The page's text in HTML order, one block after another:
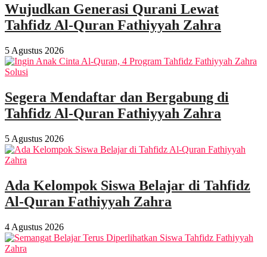
Wujudkan Generasi Qurani Lewat
Tahfidz Al-Quran Fathiyyah Zahra
5 Agustus 2026
Segera Mendaftar dan Bergabung di
Tahfidz Al-Quran Fathiyyah Zahra
5 Agustus 2026
Ada Kelompok Siswa Belajar di Tahfidz
Al-Quran Fathiyyah Zahra
4 Agustus 2026